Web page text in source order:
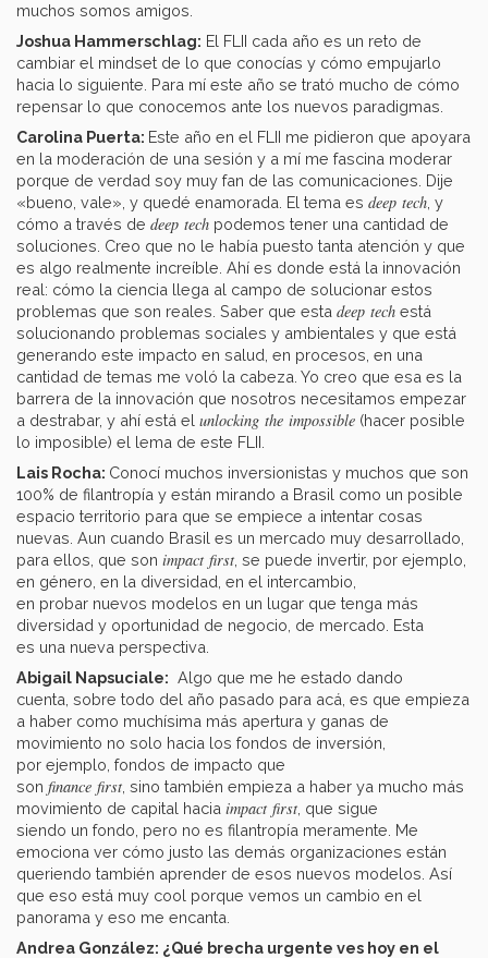
muchos somos amigos.
Joshua Hammerschlag: El FLII cada año es un reto de
cambiar el mindset de lo que conocías y cómo empujarlo
hacia lo siguiente. Para mí este año se trató mucho de cómo
repensar lo que conocemos ante los nuevos paradigmas.
Carolina Puerta: Este año en el FLII me pidieron que apoyara
en la moderación de una sesión y a mí me fascina moderar
porque de verdad soy muy fan de las comunicaciones. Dije
«bueno, vale», y quedé enamorada. El tema es deep tech , y
cómo a través de deep tech podemos tener una cantidad de
soluciones. Creo que no le había puesto tanta atención y que
es algo realmente increíble. Ahí es donde está la innovación
real: cómo la ciencia llega al campo de solucionar estos
problemas que son reales. Saber que esta deep tech está
solucionando problemas sociales y ambientales y que está
generando este impacto en salud, en procesos, en una
cantidad de temas me voló la cabeza. Yo creo que esa es la
barrera de la innovación que nosotros necesitamos empezar
a destrabar, y ahí está el unlocking the impossible (hacer posible
lo imposible) el lema de este FLII.
Lais Rocha: Conocí muchos inversionistas y muchos que son
100% de filantropía y están mirando a Brasil como un posible
espacio territorio para que se empiece a intentar cosas
nuevas. Aun cuando Brasil es un mercado muy desarrollado,
para ellos, que son impact first , se puede invertir, por ejemplo,
en género, en la diversidad, en el intercambio,
en probar nuevos modelos en un lugar que tenga más
diversidad y oportunidad de negocio, de mercado. Esta
es una nueva perspectiva.
Abigail Napsuciale: Algo que me he estado dando
cuenta, sobre todo del año pasado para acá, es que empieza
a haber como muchísima más apertura y ganas de
movimiento no solo hacia los fondos de inversión,
por ejemplo, fondos de impacto que
son finance first , sino también empieza a haber ya mucho más
movimiento de capital hacia impact first , que sigue
siendo un fondo, pero no es filantropía meramente. Me
emociona ver cómo justo las demás organizaciones están
queriendo también aprender de esos nuevos modelos. Así
que eso está muy cool porque vemos un cambio en el
panorama y eso me encanta.
Andrea González: ¿Qué brecha urgente ves hoy en el